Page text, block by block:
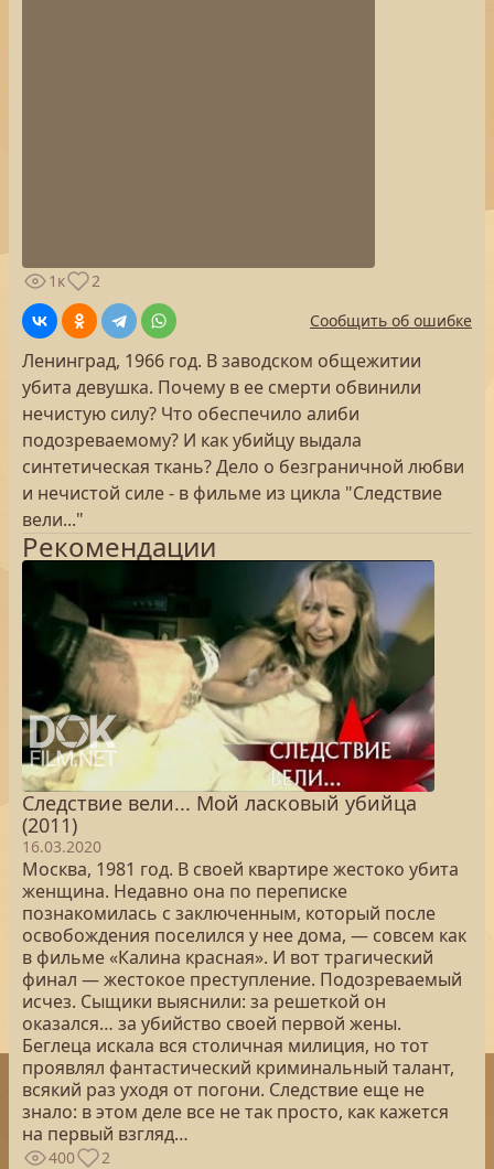
1к
2
Сообщить об ошибке
Ленинград, 1966 год. В заводском общежитии
убита девушка. Почему в ее смерти обвинили
нечистую силу? Что обеспечило алиби
подозреваемому? И как убийцу выдала
синтетическая ткань? Дело о безграничной любви
и нечистой силе - в фильме из цикла "Следствие
вели..."
Рекомендации
Следствие вели... Мой ласковый убийца
(2011)
16.03.2020
Москва, 1981 год. В своей квартире жестоко убита
женщина. Недавно она по переписке
познакомилась с заключенным, который после
освобождения поселился у нее дома, — совсем как
в фильме «Калина красная». И вот трагический
финал — жестокое преступление. Подозреваемый
исчез. Сыщики выяснили: за решеткой он
оказался… за убийство своей первой жены.
Беглеца искала вся столичная милиция, но тот
проявлял фантастический криминальный талант,
всякий раз уходя от погони. Следствие еще не
знало: в этом деле все не так просто, как кажется
на первый взгляд…
400 2